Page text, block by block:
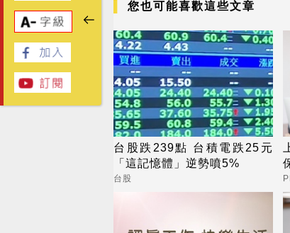
您也可能喜歡這些文章
台股跌239點 台積電跌25元
「這記憶體」逆勢噴5%
台股